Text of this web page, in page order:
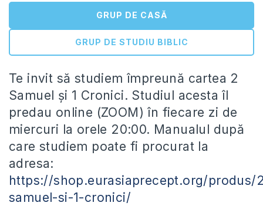
GRUP DE CASĂ
GRUP DE STUDIU BIBLIC
Te invit să studiem împreună cartea 2
Samuel și 1 Cronici. Studiul acesta îl
predau online (ZOOM) în fiecare zi de
miercuri la orele 20:00. Manualul după
care studiem poate fi procurat la
adresa:
https://shop.eurasiaprecept.org/produs/
samuel-si-1-cronici/